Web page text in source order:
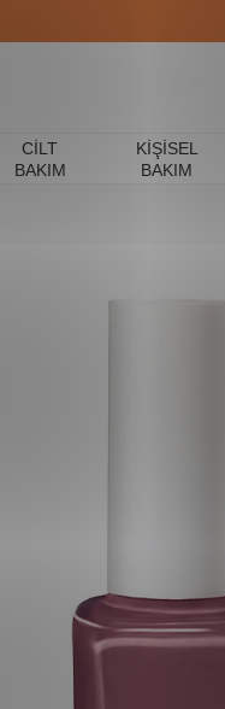
CILT
BAKIM
KIŞISEL
BAKIM